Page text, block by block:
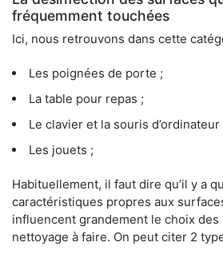
fréquemment touchées
Ici, nous retrouvons dans cette
Les poignées de porte ;
La table pour repas ;
Le clavier et la souris
Les jouets ;
Habituellement, il faut dire qu’il y a
caractéristiques propres aux
influencent grandement le choix des
nettoyage à faire. On peut citer 2